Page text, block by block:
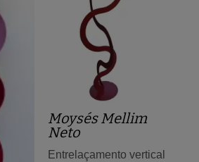
Moysés Mellim
Neto
Entrelaçamento vertical